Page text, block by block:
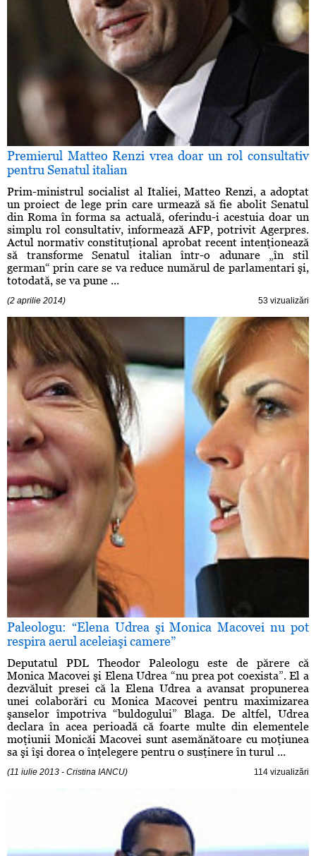
Premierul Matteo Renzi vrea doar un rol consultativ
pentru Senatul italian
Prim-ministrul socialist al Italiei, Matteo Renzi, a adoptat
un proiect de lege prin care urmează să fie abolit Senatul
din Roma în forma sa actuală, oferindu-i acestuia doar un
simplu rol consultativ, informează AFP, potrivit Agerpres.
Actul normativ constituţional aprobat recent intenţionează
să transforme Senatul italian într-o adunare „în stil
german“ prin care se va reduce numărul de parlamentari şi,
totodată, se va pune ...
(2 aprilie 2014) 53 vizualizări
Paleologu: “Elena Udrea şi Monica Macovei nu pot
respira aerul aceleiaşi camere”
Deputatul PDL Theodor Paleologu este de părere că
Monica Macovei şi Elena Udrea “nu prea pot coexista”. El a
dezvăluit presei că la Elena Udrea a avansat propunerea
unei colaborări cu Monica Macovei pentru maximizarea
şanselor împotriva “buldogului” Blaga. De altfel, Udrea
declara în acea perioadă că foarte multe din elementele
moţiunii Monicăi Macovei sunt asemănătoare cu moţiunea
sa şi îşi dorea o înţelegere pentru o susţinere în turul ...
(11 iulie 2013 - Cristina IANCU) 114 vizualizări